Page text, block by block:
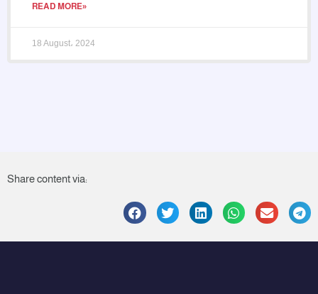
READ MORE»
18 August، 2024
Share content via: